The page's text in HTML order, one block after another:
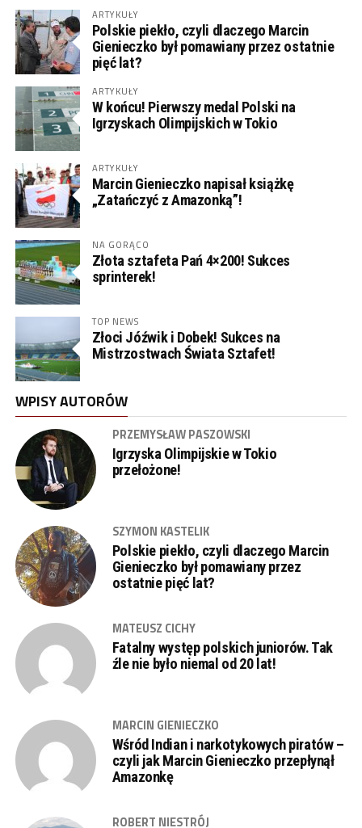
ARTYKUŁY
Polskie piekło, czyli dlaczego Marcin
Gienieczko był pomawiany przez ostatnie
pięć lat?
ARTYKUŁY
W końcu! Pierwszy medal Polski na
Igrzyskach Olimpijskich w Tokio
ARTYKUŁY
Marcin Gienieczko napisał książkę
„Zatańczyć z Amazonką”!
NA GORĄCO
Złota sztafeta Pań 4×200! Sukces
sprinterek!
TOP NEWS
Złoci Jóźwik i Dobek! Sukces na
Mistrzostwach Świata Sztafet!
WPISY AUTORÓW
PRZEMYSŁAW PASZOWSKI
Igrzyska Olimpijskie w Tokio
przełożone!
SZYMON KASTELIK
Polskie piekło, czyli dlaczego Marcin
Gienieczko był pomawiany przez
ostatnie pięć lat?
MATEUSZ CICHY
Fatalny występ polskich juniorów. Tak
źle nie było niemal od 20 lat!
MARCIN GIENIECZKO
Wśród Indian i narkotykowych piratów –
czyli jak Marcin Gienieczko przepłynął
Amazonkę
ROBERT NIESTRÓJ